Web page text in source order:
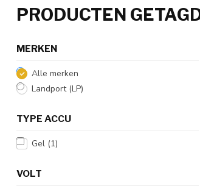
PRODUCTEN
MERKEN
Alle merken
Landport (LP)
TYPE ACCU
Gel (1)
VOLT